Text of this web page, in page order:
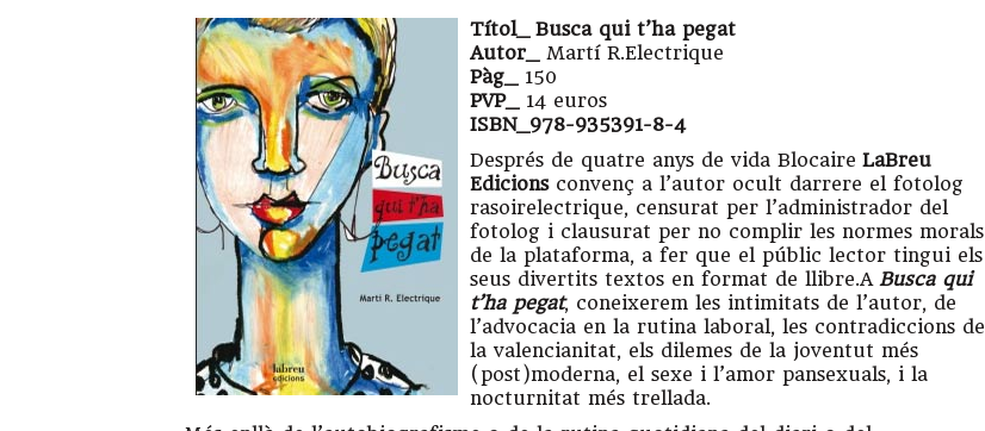
Títol_ Busca qui t’ha pegat
Autor_Martí R.Electrique
Pàg_ 150
PVP_
14 euros
ISBN_978-935391-8-4
Després de quatre anys de vida BlocaireLaBreu
Edicionsconvenç a l’autor ocult darrere el fotolog
rasoirelectrique, censurat per l’administrador del
fotolog i clausurat per no complir les normes morals
de la plataforma, a fer que el públic lector tingui els
seus divertits textos en format de llibre.ABusca qui
t’ha pegat, coneixerem les intimitats de l’autor, de
l’advocacia en la rutina laboral, les contradiccions de
la valencianitat, els dilemes de la joventut més
(post)moderna, el sexe i l’amor pansexuals, i la
nocturnitat més trellada.